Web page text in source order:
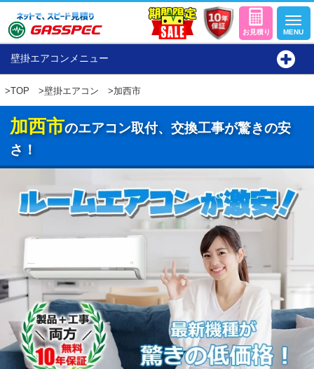
壁掛エアコンメニュー
>TOP >壁掛エアコン >加西市
加西市のエアコン取付、交換工事が驚きの安
さ！